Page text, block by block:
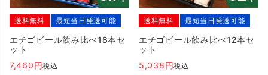
送料無料 最短当日発送可能
エチゴビール飲み比べ18本セ
ット
7,460
税込
送料無料 最短当日発送可能
エチゴビール飲み比べ12本セ
ット
5,038
税込